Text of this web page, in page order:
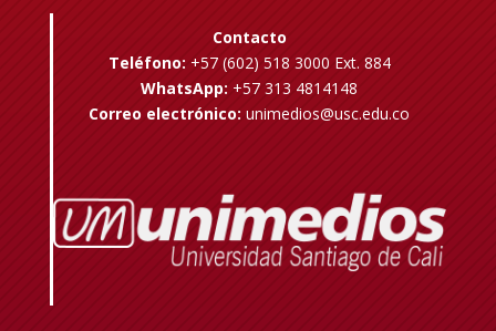
Contacto
Teléfono: +57 (602) 518 3000 Ext. 884
WhatsApp: +57 313 4814148
Correo electrónico: unimedios@usc.edu.co